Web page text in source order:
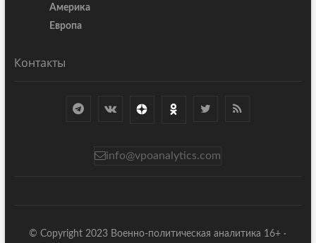
Америка
Европа
Контакты
info@vpoanalytics.com
© Copyright 2023 Военно-политическая аналитика 16+ ·